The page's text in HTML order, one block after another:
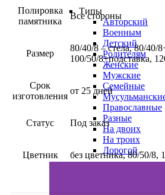
Типы
Авторский
Военным
Детский
Родителям
Женские
Мужские
Семейные
Православные
Разные
На двоих
На троих
Дорогой
Полировка
памятника
Все стороны
Размер
80/40/8 – стела, 80/40/
100/50/8+подставка,
Срок
изготовления
от 25 дней
Статус Под заказ
Цветник без цветника, 80/50/8,